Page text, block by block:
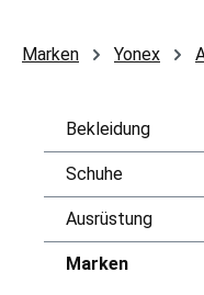
Marken Yonex
Bekleidung
Schuhe
Ausrüstung
Marken